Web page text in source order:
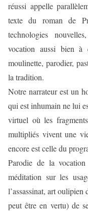
réussi appelle
texte du roman de
technologies
vocation aussi bien à
moulinette, parodier,
la tradition.
Notre narrateur est un
qui est inhumain ne lui
virtuel où les
multipliés vivent une
encore est celle du
Parodie de la
méditation sur les
l’assassinat, art
peut être en vertu) de